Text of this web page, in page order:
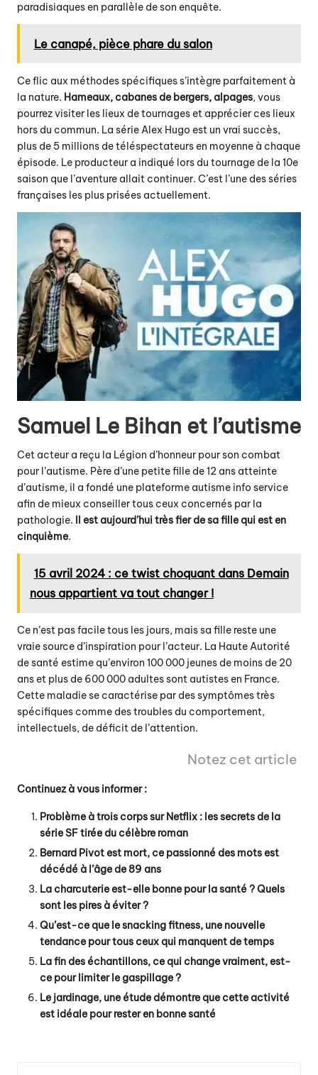
paradisiaques en parallèle de son enquête.
Le canapé, pièce phare du salon
Ce flic aux méthodes spécifiques s’intègre parfaitement à
la nature. Hameaux, cabanes de bergers, alpages, vous
pourrez visiter les lieux de tournages et apprécier ces lieux
hors du commun. La série Alex Hugo est un vrai succès,
plus de 5 millions de téléspectateurs en moyenne à chaque
épisode. Le producteur a indiqué lors du tournage de la 10e
saison que l’aventure allait continuer. C’est l’une des séries
françaises les plus prisées actuellement.
Samuel Le Bihan et l’autisme
Cet acteur a reçu la Légion d’honneur pour son combat
pour l’autisme. Père d’une petite fille de 12 ans atteinte
d’autisme, il a fondé une plateforme autisme info service
afin de mieux conseiller tous ceux concernés par la
pathologie.
Il est aujourd’hui très fier de sa fille qui est en
cinquième.
15 avril 2024 : ce twist choquant dans Demain
nous appartient va tout changer !
Ce n’est pas facile tous les jours, mais sa fille reste une
vraie source d’inspiration pour l’acteur. La Haute Autorité
de santé estime qu’environ 100 000 jeunes de moins de 20
ans et plus de 600 000 adultes sont autistes en France.
Cette maladie se caractérise par des symptômes très
spécifiques comme des troubles du comportement,
intellectuels, de déficit de l’attention.
Notez cet article
Continuez à vous informer :
Problème à trois corps sur Netflix : les secrets de la
série SF tirée du célèbre roman
Bernard Pivot est mort, ce passionné des mots est
décédé à l’âge de 89 ans
La charcuterie est-elle bonne pour la santé ? Quels
sont les pires à éviter ?
Qu’est-ce que le snacking fitness, une nouvelle
tendance pour tous ceux qui manquent de temps
La fin des échantillons, ce qui change vraiment, est-
ce pour limiter le gaspillage ?
Le jardinage, une étude démontre que cette activité
est idéale pour rester en bonne santé